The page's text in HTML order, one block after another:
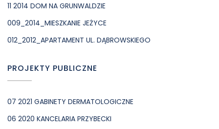
11 2014 DOM NA GRUNWALDZIE
009_2014_MIESZKANIE JEŻYCE
012_2012_APARTAMENT UL. DĄBROWSKIEGO
PROJEKTY PUBLICZNE
07 2021 GABINETY DERMATOLOGICZNE
06 2020 KANCELARIA PRZYBECKI